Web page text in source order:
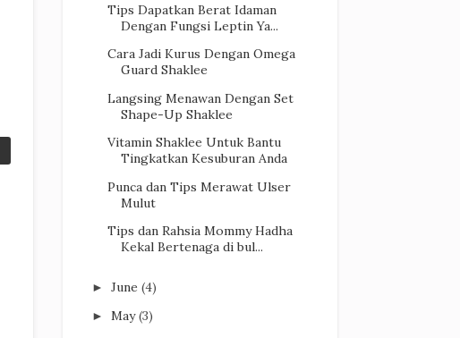
Tips Dapatkan Berat Idaman
Dengan Fungsi Leptin Ya...
Cara Jadi Kurus Dengan Omega
Guard Shaklee
Langsing Menawan Dengan Set
Shape-Up Shaklee
Vitamin Shaklee Untuk Bantu
Tingkatkan Kesuburan Anda
Punca dan Tips Merawat Ulser
Mulut
Tips dan Rahsia Mommy Hadha
Kekal Bertenaga di bul...
►June(4)
► May(3)